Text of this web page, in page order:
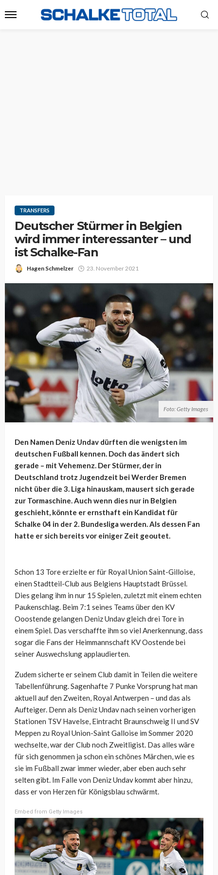
TRANSFERS
Deutscher Stürmer in Belgien
wird immer interessanter – und
ist Schalke-Fan
Hagen Schmelzer 23. November 2021
Foto: Getty Images
Den Namen Deniz Undav dürften die wenigsten im
deutschen Fußball kennen. Doch das ändert sich
gerade – mit Vehemenz. Der Stürmer, der in
Deutschland trotz Jugendzeit bei Werder Bremen
nicht über die 3. Liga hinauskam, mausert sich gerade
zur Tormaschine. Auch wenn dies nur in Belgien
geschieht, könnte er ernsthaft ein Kandidat für
Schalke 04 in der 2. Bundesliga werden. Als dessen Fan
hatte er sich bereits vor einiger Zeit geoutet.
Schon 13 Tore erzielte er für Royal Union Saint-Gilloise,
einen Stadtteil-Club aus Belgiens Hauptstadt Brüssel.
Dies gelang ihm in nur 15 Spielen, zuletzt mit einem echten
Paukenschlag. Beim 7:1 seines Teams über den KV
Ooostende gelangen Deniz Undav gleich drei Tore in
einem Spiel. Das verschaffte ihm so viel Anerkennung, dass
sogar die Fans der Heimmannschaft KV Oostende bei
seiner Auswechslung applaudierten.
Zudem sicherte er seinem Club damit in Teilen die weitere
Tabellenführung. Sagenhafte 7 Punke Vorsprung hat man
aktuell auf den Zweiten, Royal Antwerpen – und das als
Aufteiger. Denn als Deniz Undav nach seinen vorherigen
Stationen TSV Havelse, Eintracht Braunschweig II und SV
Meppen zu Royal Union-Saint Galloise im Sommer 2020
wechselte, war der Club noch Zweitligist. Das alles wäre
für sich genommen ja schon ein schönes Märchen, wie es
sie im Fußball zwar immer wieder, aber eben auch sehr
selten gibt. Im Falle von Deniz Undav kommt aber hinzu,
dass er von Herzen für Königsblau schwärmt.
Embed from Getty Images